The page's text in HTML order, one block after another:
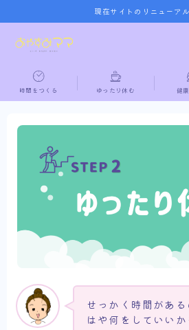
現在サイトのリニューア
MENU
ホーム
ゆったり休む
寝室づくり
時間をつくる ゆったり休む 健
せっかく時間があ
はや何をしていい